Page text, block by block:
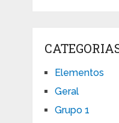
Elementos
Geral
Grupo 1